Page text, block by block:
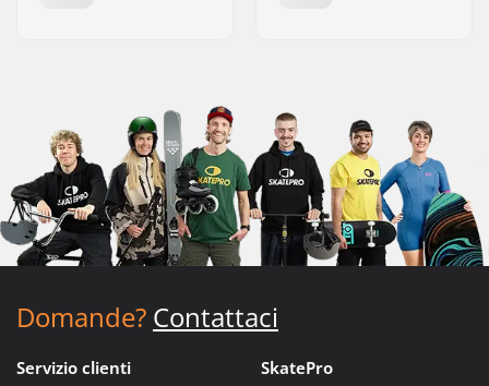
Domande? Contattaci
Servizio clienti SkatePro